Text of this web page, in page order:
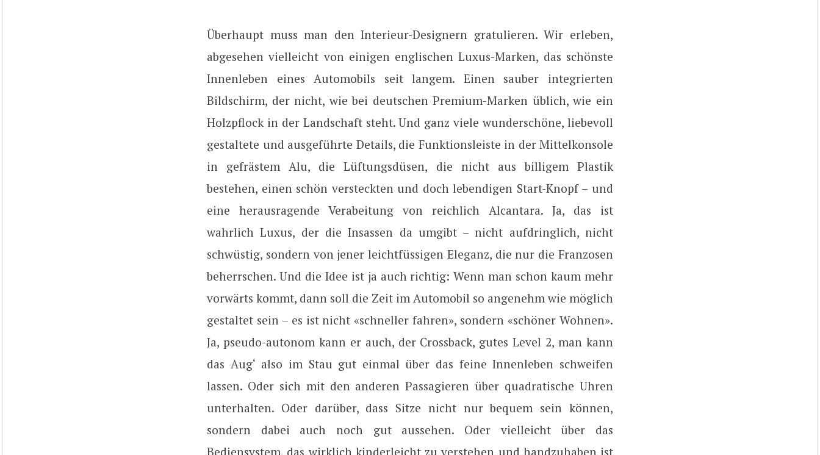
Überhaupt muss man den Interieur-Designern gratulieren. Wir erleben,
abgesehen vielleicht von einigen englischen Luxus-Marken, das schönste
Innenleben eines Automobils seit langem. Einen sauber integrierten
Bildschirm, der nicht, wie bei deutschen Premium-Marken üblich, wie ein
Holzpflock in der Landschaft steht. Und ganz viele wunderschöne, liebevoll
gestaltete und ausgeführte Details, die Funktionsleiste in der Mittelkonsole
in gefrästem Alu, die Lüftungsdüsen, die nicht aus billigem Plastik
bestehen, einen schön versteckten und doch lebendigen Start-Knopf – und
eine herausragende Verabeitung von reichlich Alcantara. Ja, das ist
wahrlich Luxus, der die Insassen da umgibt – nicht aufdringlich, nicht
schwüstig, sondern von jener leichtfüssigen Eleganz, die nur die Franzosen
beherrschen. Und die Idee ist ja auch richtig: Wenn man schon kaum mehr
vorwärts kommt, dann soll die Zeit im Automobil so angenehm wie möglich
gestaltet sein – es ist nicht «schneller fahren», sondern «schöner Wohnen».
Ja, pseudo-autonom kann er auch, der Crossback, gutes Level 2, man kann
das Aug‘ also im Stau gut einmal über das feine Innenleben schweifen
lassen. Oder sich mit den anderen Passagieren über quadratische Uhren
unterhalten. Oder darüber, dass Sitze nicht nur bequem sein können,
sondern dabei auch noch gut aussehen. Oder vielleicht über das
Bediensystem, das wirklich kinderleicht zu verstehen und handzuhaben ist